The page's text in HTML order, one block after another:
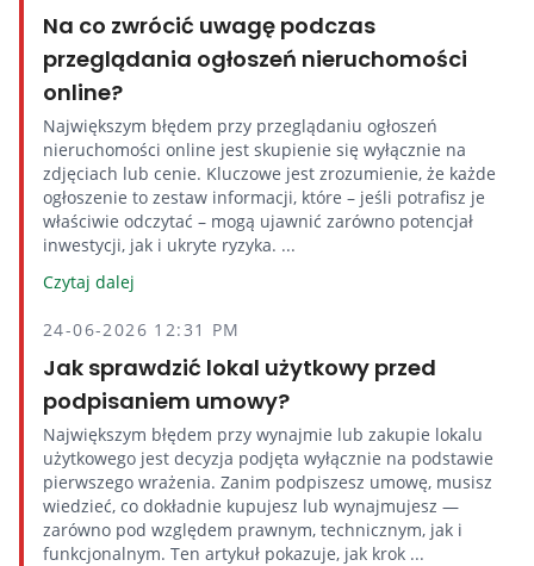
Na co zwrócić uwagę podczas
przeglądania ogłoszeń nieruchomości
online?
Największym błędem przy przeglądaniu ogłoszeń
nieruchomości online jest skupienie się wyłącznie na
zdjęciach lub cenie. Kluczowe jest zrozumienie, że każde
ogłoszenie to zestaw informacji, które – jeśli potrafisz je
właściwie odczytać – mogą ujawnić zarówno potencjał
inwestycji, jak i ukryte ryzyka. ...
Czytaj dalej
24-06-2026 12:31 PM
Jak sprawdzić lokal użytkowy przed
podpisaniem umowy?
Największym błędem przy wynajmie lub zakupie lokalu
użytkowego jest decyzja podjęta wyłącznie na podstawie
pierwszego wrażenia. Zanim podpiszesz umowę, musisz
wiedzieć, co dokładnie kupujesz lub wynajmujesz —
zarówno pod względem prawnym, technicznym, jak i
funkcjonalnym. Ten artykuł pokazuje, jak krok ...